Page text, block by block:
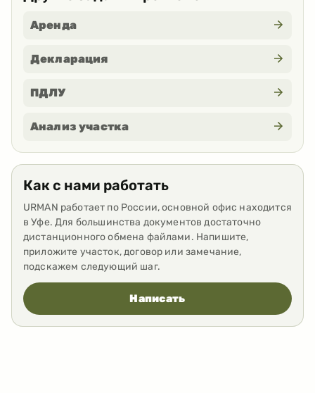
Аренда
Декларация
ПДЛУ
Анализ участка
Как с нами работать
URMAN работает по России, основной офис находится
в Уфе. Для большинства документов достаточно
дистанционного обмена файлами. Напишите,
приложите участок, договор или замечание,
подскажем следующий шаг.
Написать